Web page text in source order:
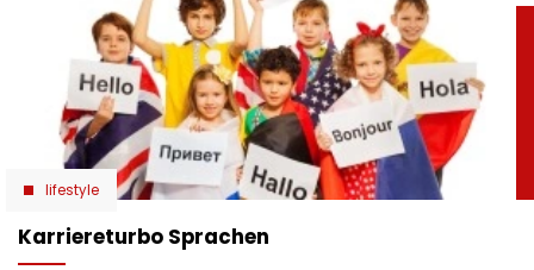
lifestyle
Karriereturbo Sprachen